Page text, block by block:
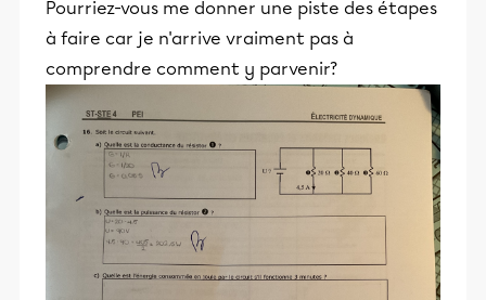
Pourriez-vous me donner une piste des étapes
à faire car je n'arrive vraiment pas à
comprendre comment y parvenir?